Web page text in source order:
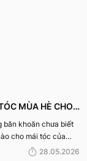
MÙA HÈ CHO
HÚT NHẤT
băn khoăn chưa biết
cho mái tóc của
Fashion khám phá
28.05.2026